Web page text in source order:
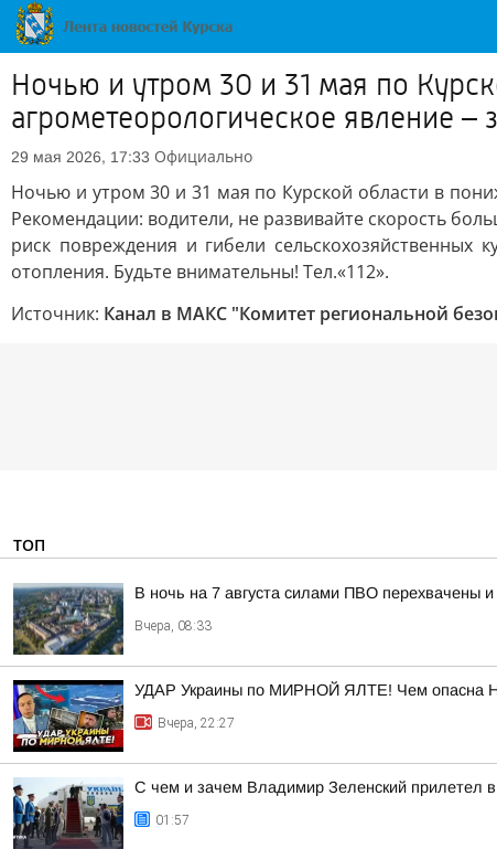
Ночью и утром 30 и 31 мая по
агрометеорологическое явление –
29 мая 2026, 17:33 Официально
Ночью и утром 30 и 31 мая по Курской области в
Рекомендации: водители, не развивайте скорость
риск повреждения и гибели сельскохозяйственных
отопления. Будьте внимательны! Тел.«112».
Источник: Канал в МАКС "Комитет региональной
ТОП
В ночь на 7 августа силами ПВО перехвачены
Вчера, 08:33
УДАР Украины по МИРНОЙ ЯЛТЕ! Чем опасна
Вчера, 22:27
С чем и зачем Владимир Зеленский прилетел
01:57